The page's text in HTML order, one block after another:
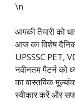
\n
आपकी तैयारी को
आज का विशेष
UPSSSC PET,
नवीनतम पैटर्न को
का वास्तविक
स्वीकार करें और